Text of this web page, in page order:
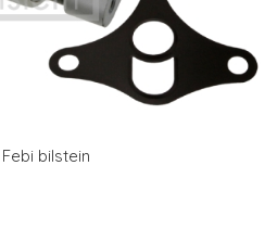
Febi bilstein